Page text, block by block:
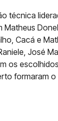
técnica
Matheus
Cacá e
José
os
formaram o